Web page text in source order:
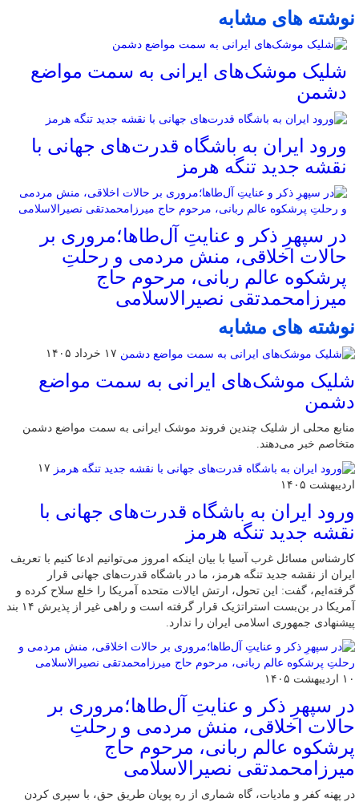
نوشته های مشابه
شلیک موشک‌های ایرانی به سمت مواضع
دشمن
ورود ایران به باشگاه قدرت‌های جهانی با
نقشه جدید تنگه هرمز
در سپهرِ ذکر و عنایتِ آل‌طاها؛مروری بر
حالات اخلاقی، منش مردمی و رحلتِ
پرشکوه عالم ربانی، مرحوم حاج
میرزامحمدتقی نصیرالاسلامی
نوشته های مشابه
۱۷ خرداد ۱۴۰۵
شلیک موشک‌های ایرانی به سمت مواضع
دشمن
منابع محلی از شلیک چندین فروند موشک ایرانی به سمت مواضع دشمن
متخاصم خبر می‌دهند.
۱۷
اردیبهشت ۱۴۰۵
ورود ایران به باشگاه قدرت‌های جهانی با
نقشه جدید تنگه هرمز
کارشناس مسائل غرب آسیا با بیان اینکه امروز می‌توانیم ادعا کنیم با تعریف
ایران از نقشه جدید تنگه هرمز، ما در باشگاه قدرت‌های جهانی قرار
گرفته‌ایم، گفت: این تحول، ارتش ایالات متحده آمریکا را خلع سلاح کرده و
آمریکا در بن‌بست استراتژیک قرار گرفته است و راهی غیر از پذیرش ۱۴ بند
پیشنهادی جمهوری اسلامی ایران را ندارد.
۱۰ اردیبهشت ۱۴۰۵
در سپهرِ ذکر و عنایتِ آل‌طاها؛مروری بر
حالات اخلاقی، منش مردمی و رحلتِ
پرشکوه عالم ربانی، مرحوم حاج
میرزامحمدتقی نصیرالاسلامی
در پهنه کفر و مادیات، گاه شماری از ره پویان طریق حق، با سپری کردن